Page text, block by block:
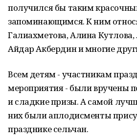
получился бы таким
запоминающимся. К ним
Галиахметова, Алина Кутлова,
Айдар Акбердин и многие
Всем детям - участникам
мероприятия - были вручены
и сладкие призы. А самой
них были аплодисменты
празднике сельчан.